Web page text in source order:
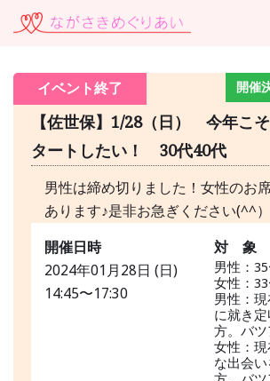
コ
プ
イベント終了 開催
【佐世保】1/28（日） 今年こ
タートしたい！ 30代40代
男性は締め切りました！女性のお
あります♪是非お急ぎください(^^）
開催日時
2024年01月28日 (日)
14:45〜17:30
対 象
男性：
女性：
男性：
に就き
方。バツ
女性：
な出会